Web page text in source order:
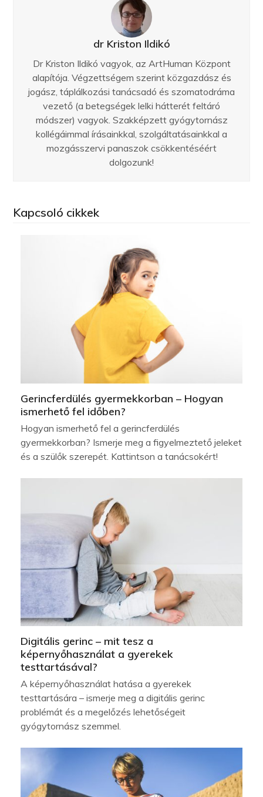
dr Kriston Ildikó
Dr Kriston Ildikó vagyok, az ArtHuman Központ
alapítója. Végzettségem szerint közgazdász és
jogász, táplálkozási tanácsadó és szomatodráma
vezető (a betegségek lelki hátterét feltáró
módszer) vagyok. Szakképzett gyógytornász
kollégáimmal írásainkkal, szolgáltatásainkkal a
mozgásszervi panaszok csökkentéséért
dolgozunk!
Kapcsoló cikkek
Gerincferdülés gyermekkorban – Hogyan
ismerhető fel időben?
Hogyan ismerhető fel a gerincferdülés
gyermekkorban? Ismerje meg a figyelmeztető jeleket
és a szülők szerepét. Kattintson a tanácsokért!
Digitális gerinc – mit tesz a
képernyőhasználat a gyerekek
testtartásával?
A képernyőhasználat hatása a gyerekek
testtartására – ismerje meg a digitális gerinc
problémát és a megelőzés lehetőségeit
gyógytornász szemmel.